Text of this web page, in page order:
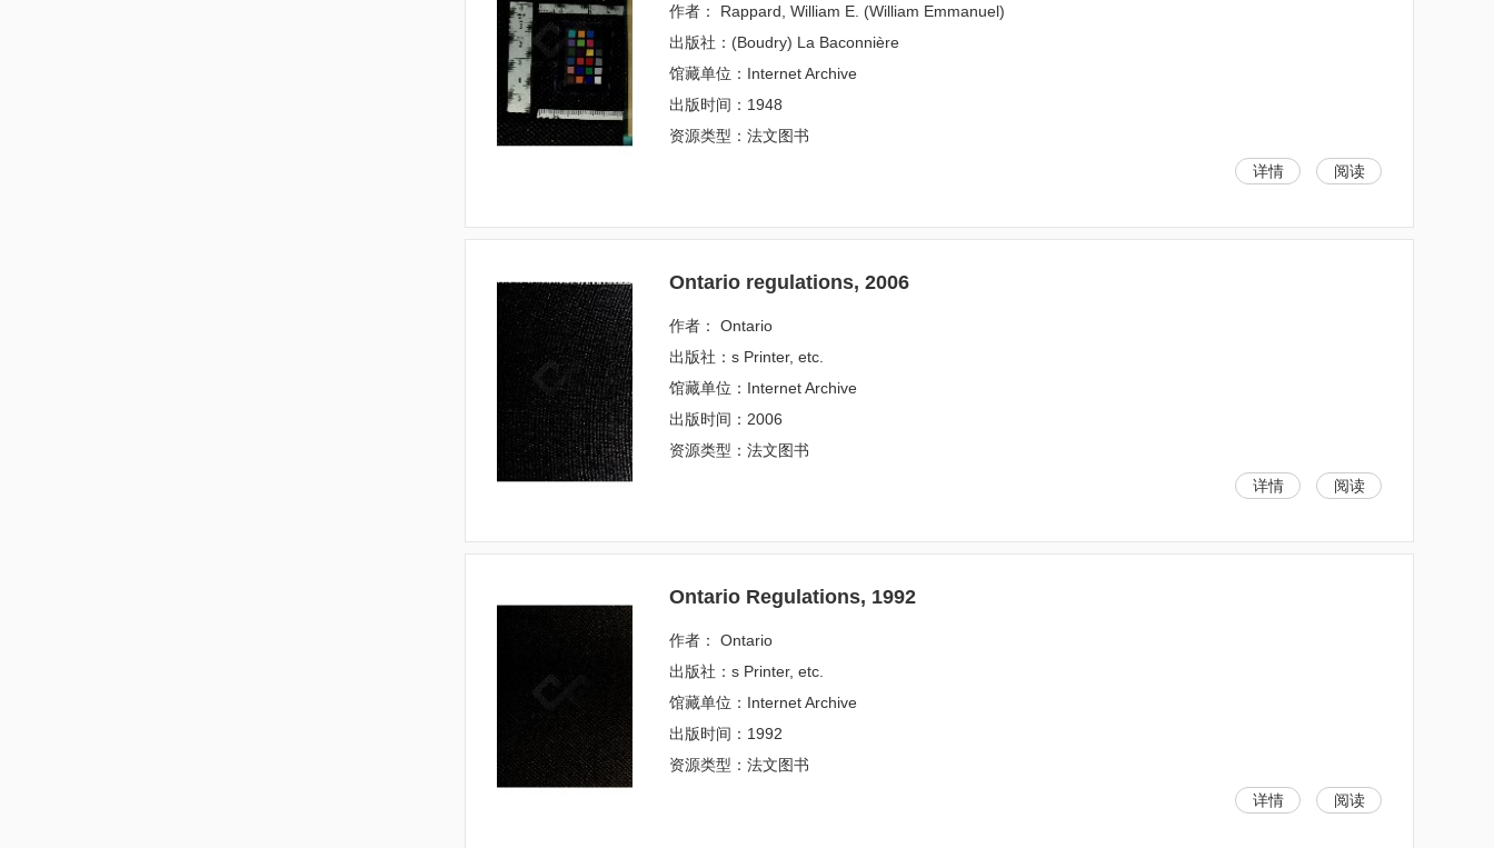
作者： Rappard, William E. (William Emmanuel)
出版社：(Boudry) La Baconnière
馆藏单位：Internet Archive
出版时间：1948
资源类型：法文图书
详情
阅读
Ontario regulations, 2006
作者： Ontario
出版社：s Printer, etc.
馆藏单位：Internet Archive
出版时间：2006
资源类型：法文图书
详情
阅读
Ontario Regulations, 1992
作者： Ontario
出版社：s Printer, etc.
馆藏单位：Internet Archive
出版时间：1992
资源类型：法文图书
详情
阅读